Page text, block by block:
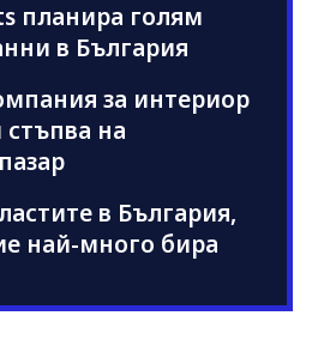
планира голям
в България
за интериор
на
в България,
най-много бира